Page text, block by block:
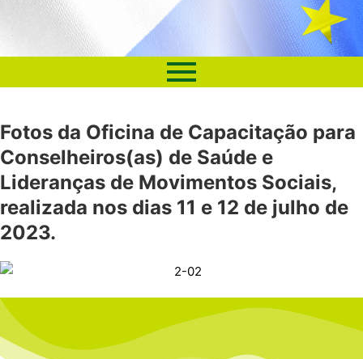
Fotos da Oficina de Capacitação para
Conselheiros(as) de Saúde e
Lideranças de Movimentos Sociais,
realizada nos dias 11 e 12 de julho de
2023.